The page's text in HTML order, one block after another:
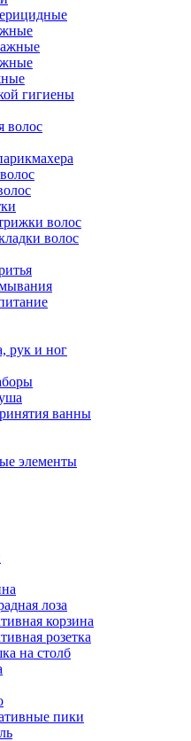
гигиены
волос
волос
волос
рук и ног
ванны
элементы
лоза
корзина
розетка
на столб
пики